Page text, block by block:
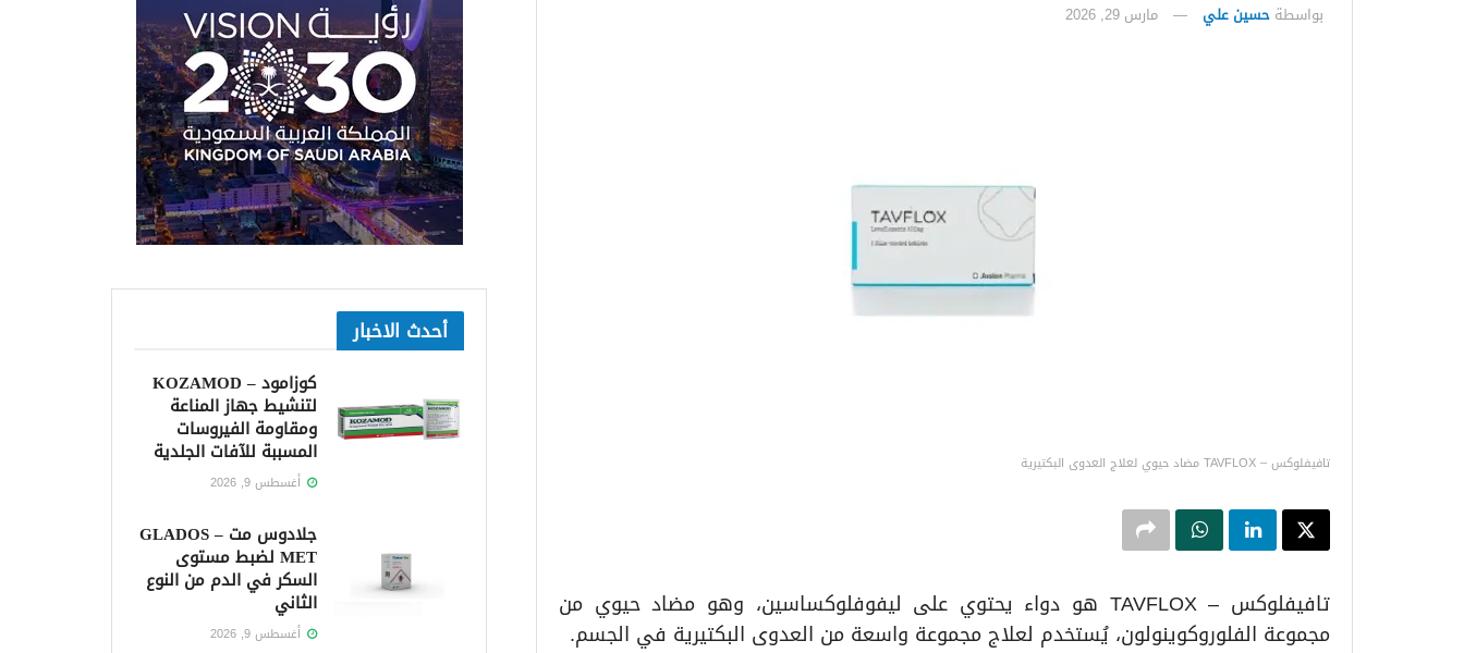
بواسطة حسين علي مارس 29, 2026
تافيفلوكس – TAVFLOX مضاد حيوي لعلاج العدوى البكتيرية
تافيفلوكس – TAVFLOX هو دواء يحتوي على ليفوفلوكساسين، وهو مضاد حيوي من
مجموعة الفلوروكوينولون، يُستخدم لعلاج مجموعة واسعة من العدوى البكتيرية في الجسم.
أحدث الاخبار
كوزامود – KOZAMOD
لتنشيط جهاز المناعة
ومقاومة الفيروسات
المسببة للآفات الجلدية
أغسطس 9, 2026
جلادوس مت – GLADOS
MET لضبط مستوى
السكر في الدم من النوع
الثاني
أغسطس 9, 2026